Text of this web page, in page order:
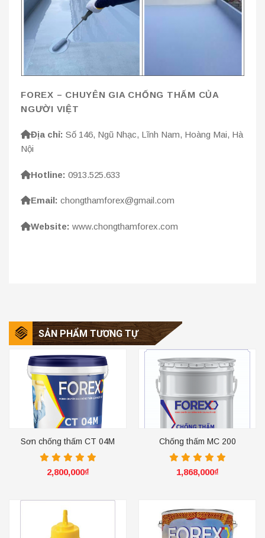
FOREX – CHUYÊN GIA CHỐNG THẤM CỦA
NGƯỜI VIỆT
Địa chỉ: Số 146, Ngũ Nhạc, Lĩnh Nam, Hoàng Mai, Hà
Nội
Hotline: 0913.525.633
Email: chongthamforex@gmail.com
Website: www.chongthamforex.com
SẢN PHẨM TƯƠNG TỰ
Sơn chống thấm CT 04M
2,800,000₫
Chống thấm MC 200
1,868,000₫